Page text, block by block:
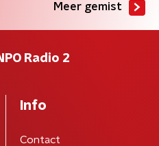
Meer gemist
Radio 2
Info
Contact